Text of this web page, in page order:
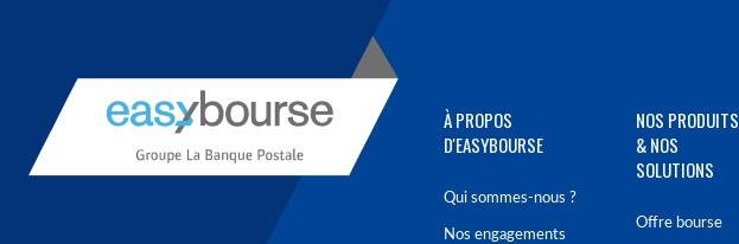
À PROPOS
D'EASYBOURSE
Qui sommes-nous ?
Nos engagements
NOS PRODUITS
& NOS
SOLUTIONS
Offre bourse